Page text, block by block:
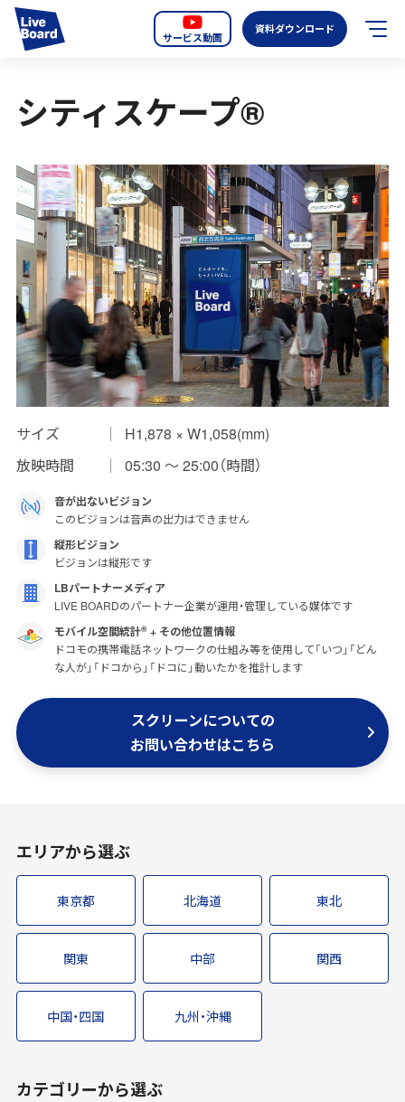
サービス動画
資料ダウンロード
サービス紹介
LIVE BOARDの新しいOOH
選ばれる理由
導入事例
全国のスクリーン
お知らせ
オーディエンスデータの階層
インプレッションデータの算出方法
お問い合わせ
よくあるご質問
掲載までの流れ
シティスケープ®
サイズ
H1,878 × W1,058(mm)
放映時間
05:30 〜 25:00（時間）
音が出ないビジョン
このビジョンは音声の出力はできません
縦形ビジョン
ビジョンは縦形です
LBパートナーメディア
LIVE BOARDのパートナー企業が運用・管理している媒体です
モバイル空間統計®+ その他位置情報
ドコモの携帯電話ネットワークの仕組み等を使用して「いつ」「どん
な人が」「ドコから」「ドコに」動いたかを推計します
スクリーンについての
お問い合わせはこちら
エリアから選ぶ
東京都 北海道 東北
関東 中部 関西
中国・四国 九州・沖縄
カテゴリーから選ぶ